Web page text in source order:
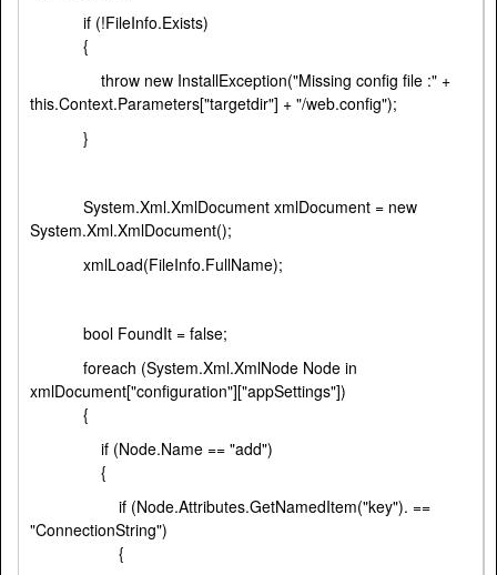
if (!FileInfo.Exists)
{
throw new InstallException("Missing config file :" +
this.Context.Parameters["targetdir"] + "/web.config");
}
System.Xml.XmlDocument xmlDocument = new
System.Xml.XmlDocument();
xmlLoad(FileInfo.FullName);
bool FoundIt = false;
foreach (System.Xml.XmlNode Node in
xmlDocument["configuration"]["appSettings"])
{
if (Node.Name == "add")
{
if (Node.Attributes.GetNamedItem("key"). ==
"ConnectionString")
{